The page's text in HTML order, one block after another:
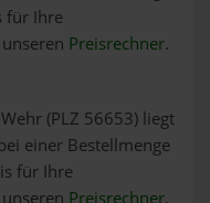
für Ihre
Preisrechner.
(PLZ 56653) liegt
einer Bestellmenge
für Ihre
Preisrechner.